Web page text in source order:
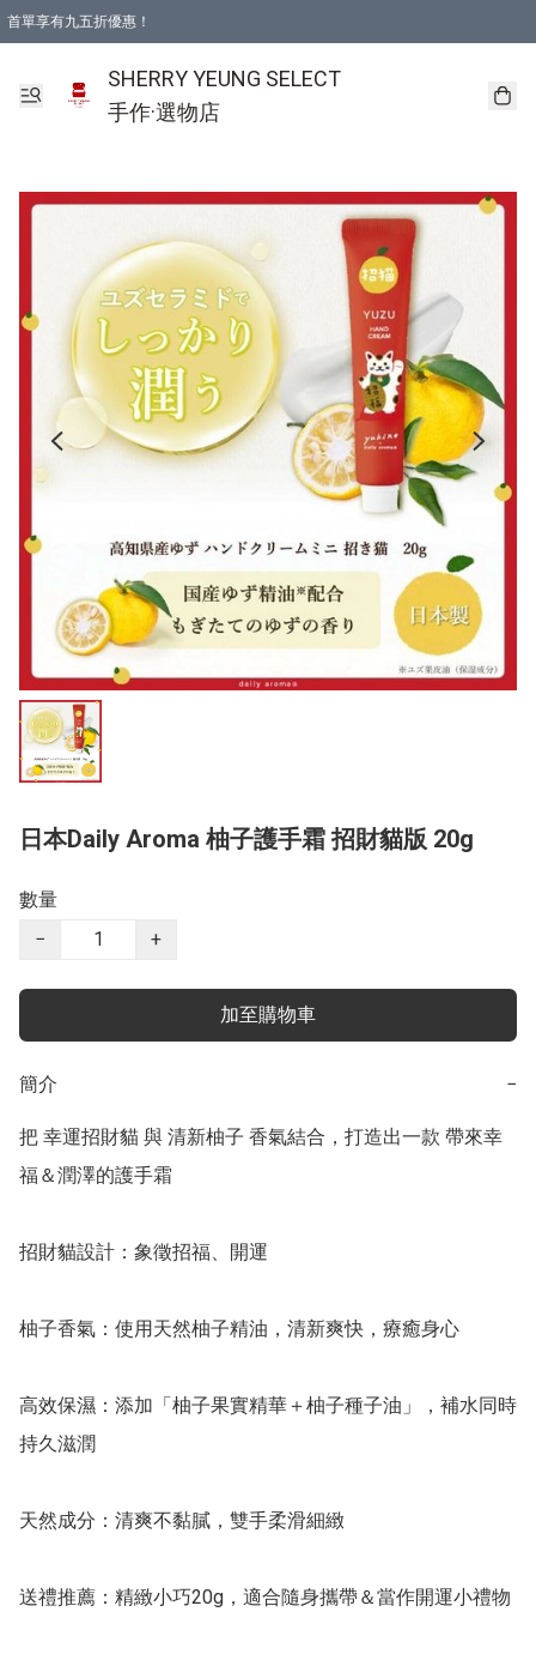
首單享有九五折優惠！
SHERRY YEUNG SELECT
手作·選物店
日本Daily Aroma 柚子護手霜 招財貓版 20g
數量
−
+
加至購物車
簡介 −
把 幸運招財貓 與 清新柚子 香氣結合，打造出一款 帶來幸
福＆潤澤的護手霜
招財貓設計：象徵招福、開運
柚子香氣：使用天然柚子精油，清新爽快，療癒身心
高效保濕：添加「柚子果實精華＋柚子種子油」，補水同時
持久滋潤
天然成分：清爽不黏膩，雙手柔滑細緻
送禮推薦：精緻小巧20g，適合隨身攜帶＆當作開運小禮物